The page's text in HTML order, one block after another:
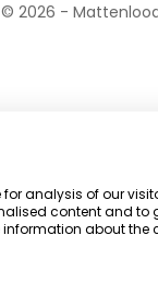
© 2026 -
analysis of our
content and to
information about the